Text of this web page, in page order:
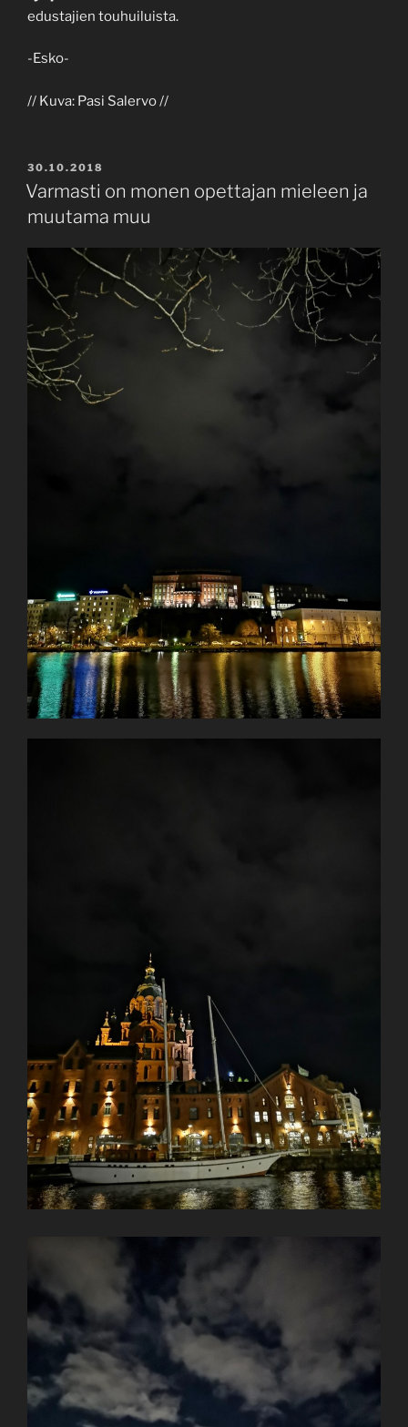
edustajien touhuiluista.
-Esko-
// Kuva: Pasi Salervo //
POSTED
ON
30.10.2018
Varmasti on monen opettajan mieleen ja
muutama muu